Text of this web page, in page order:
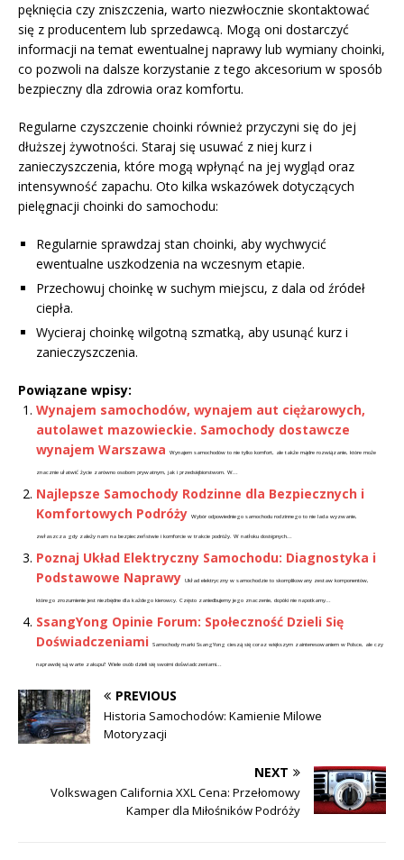
pęknięcia czy zniszczenia, warto niezwłocznie skontaktować
się z producentem lub sprzedawcą. Mogą oni dostarczyć
informacji na temat ewentualnej naprawy lub wymiany choinki,
co pozwoli na dalsze korzystanie z tego akcesorium w sposób
bezpieczny dla zdrowia oraz komfortu.
Regularne czyszczenie choinki również przyczyni się do jej
dłuższej żywotności. Staraj się usuwać z niej kurz i
zanieczyszczenia, które mogą wpłynąć na jej wygląd oraz
intensywność zapachu. Oto kilka wskazówek dotyczących
pielęgnacji choinki do samochodu:
Regularnie sprawdzaj stan choinki, aby wychwycić
ewentualne uszkodzenia na wczesnym etapie.
Przechowuj choinkę w suchym miejscu, z dala od źródeł
ciepła.
Wycieraj choinkę wilgotną szmatką, aby usunąć kurz i
zanieczyszczenia.
Powiązane wpisy:
Wynajem samochodów, wynajem aut ciężarowych,
autolawet mazowieckie. Samochody dostawcze
wynajem Warszawa
Wynajem samochodów to nie tylko komfort, ale także mądre rozwiązanie, które może
znacznie ułatwić życie zarówno osobom prywatnym, jak i przedsiębiorstwom. W...
Najlepsze Samochody Rodzinne dla Bezpiecznych i
Komfortowych Podróży Wybór odpowiedniego samochodu rodzinnego to nie lada wyzwanie,
zwłaszcza gdy zależy nam na bezpieczeństwie i komforcie w trakcie podróży. W natłoku dostępnych...
Poznaj Układ Elektryczny Samochodu: Diagnostyka i
Podstawowe Naprawy Układ elektryczny w samochodzie to skomplikowany zestaw komponentów,
którego zrozumienie jest niezbędne dla każdego kierowcy. Często zaniedbujemy jego znaczenie, dopóki nie napotkamy...
SsangYong Opinie Forum: Społeczność Dzieli Się
Doświadczeniami
Samochody marki SsangYong cieszą się coraz większym zainteresowaniem w Polsce, ale czy
naprawdę są warte zakupu? Wiele osób dzieli się swoimi doświadczeniami...
PREVIOUS
Historia Samochodów: Kamienie Milowe
Motoryzacji
NEXT
Volkswagen California XXL Cena: Przełomowy
Kamper dla Miłośników Podróży